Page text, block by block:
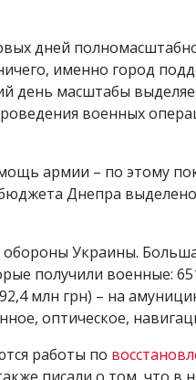
дней
именно город
день масштабы
военных
армии – по этому
бюджета Днепра
Украины.
получили военные:
млн грн) – на
оптическое,
работы по